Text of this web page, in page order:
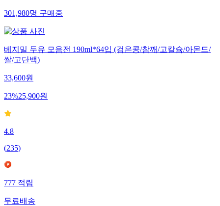
301,980명 구매중
베지밀 두유 모음전 190ml*64입 (검은콩/참깨/고칼슘/아몬드/
쌀/고단백)
33,600원
23%25,900원
4.8
(235)
777 적립
무료배송